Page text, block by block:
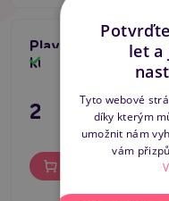
Play house -
kuličky
229 Kč
let a
Tyto webové
díky kterým
umožnit nám
vám